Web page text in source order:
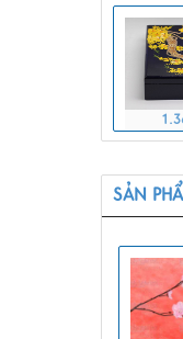
SẢN